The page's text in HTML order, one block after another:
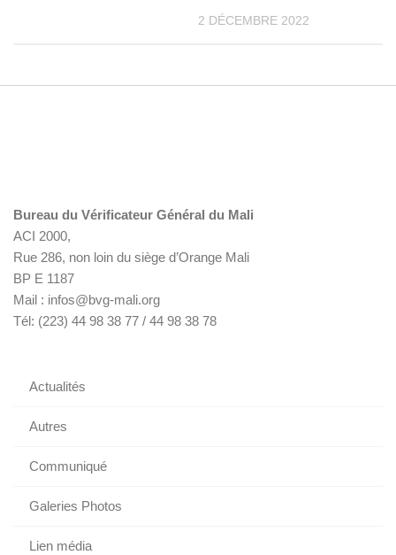
2 DÉCEMBRE 2022
Bureau du Vérificateur Général du Mali
ACI 2000,
Rue 286, non loin du siège d’Orange Mali
BP E 1187
Mail : infos@bvg-mali.org
Tél: (223) 44 98 38 77 / 44 98 38 78
Actualités
Autres
Communiqué
Galeries Photos
Lien média